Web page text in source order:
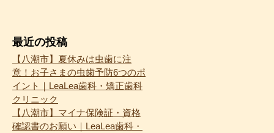
最近の投稿
【八潮市】夏休みは虫歯に注
意！お子さまの虫歯予防6つのポ
イント｜LeaLea歯科・矯正歯科
クリニック
【八潮市】マイナ保険証・資格
確認書のお願い｜LeaLea歯科・